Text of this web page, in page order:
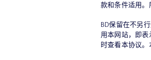
款和条件适用。
BD保留在不另
用本网站，即
时查看本协议